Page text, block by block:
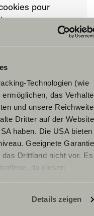
Technologien (wie
das
und unsere Reichweite
Dritter auf der Website
haben. Die USA bieten
Geeignete
Drittland nicht vor. Es
da diesen
zusammenführen.
Details zeigen
pour